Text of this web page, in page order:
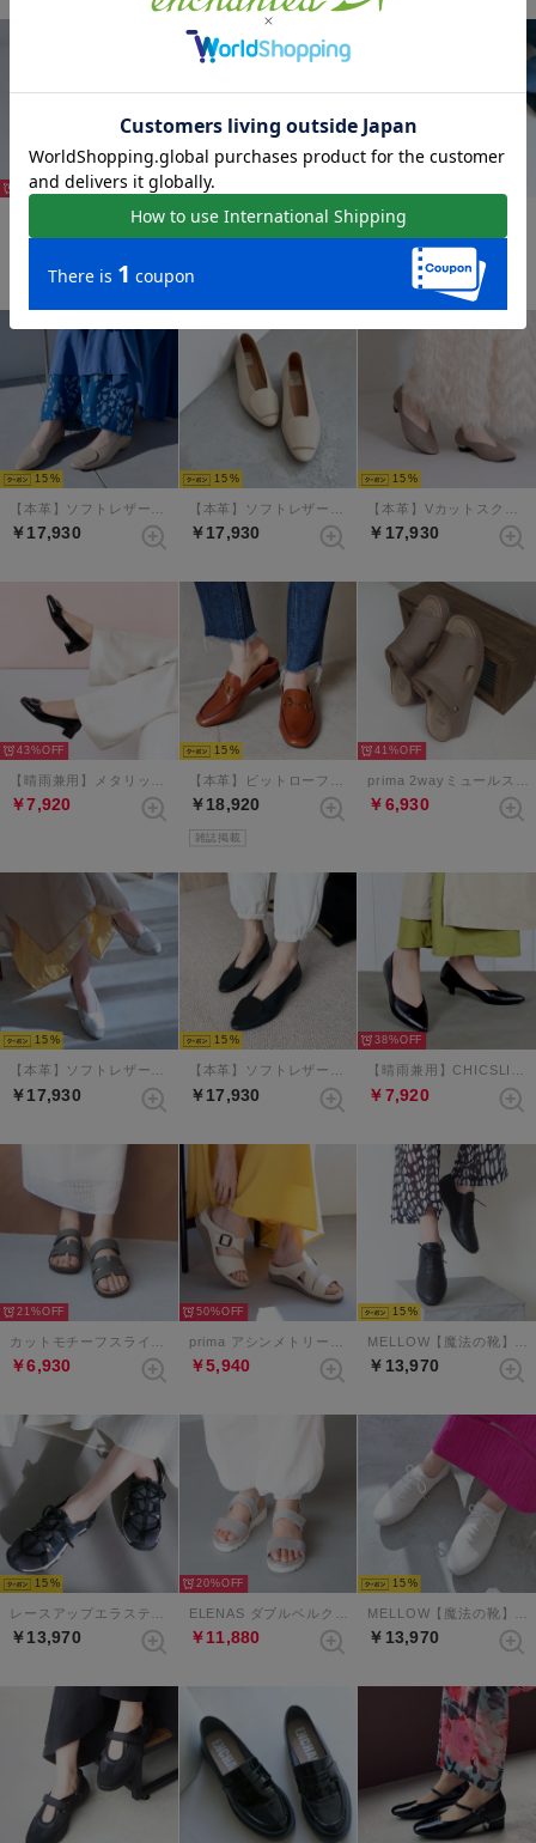
36%
primaプレーンモカシン （ホワイト）
￥5,500
50%
【本革】サイドスリットエラスティックブーティ （ダークブラウン）
￥8,800 ￥18,920
雑誌掲載
15
￥17,930
15
￥17,930
15
￥17,930
43%
￥7,920
15
￥18,920
雑誌掲載
41%
￥6,930
15
【本革】ソフトレザーアクセントバブーシュ （グレーコンビ）
￥17,930
15
【本革】ソフトレザーアクセントバブーシュ （ブラック）
￥17,930
38%
【晴雨兼用】CHICSLICK Vカットローヒールパンプス （ブラック）
￥7,920
21%
￥6,930
50%
￥5,940
15
￥13,970
15
￥13,970
20%
￥11,880
15
￥13,970
プライバシー規約」をご覧ください。
OK